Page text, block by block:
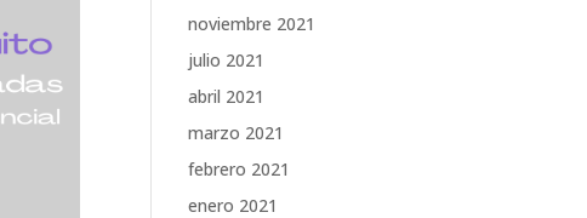
noviembre 2021
julio 2021
abril 2021
marzo 2021
febrero 2021
enero 2021